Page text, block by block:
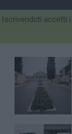
Iscrivendoti accetti i